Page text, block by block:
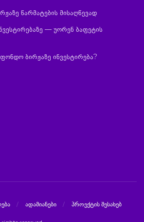
წარმატების მისაღწევად
— უორენ ბაფეტის
ბირჟაზე ინვესტირება?
ადამიანები პროექტის შესახებ